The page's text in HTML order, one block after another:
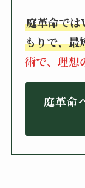
庭革命で
もりで、最
術で、理想
庭革命